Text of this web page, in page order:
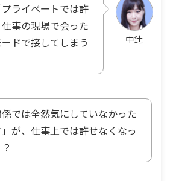
中辻
ライベートでは許
事の現場で会った
ドで接してしまう
では全然気にしていなかった
」が、仕事上では許せなくなっ